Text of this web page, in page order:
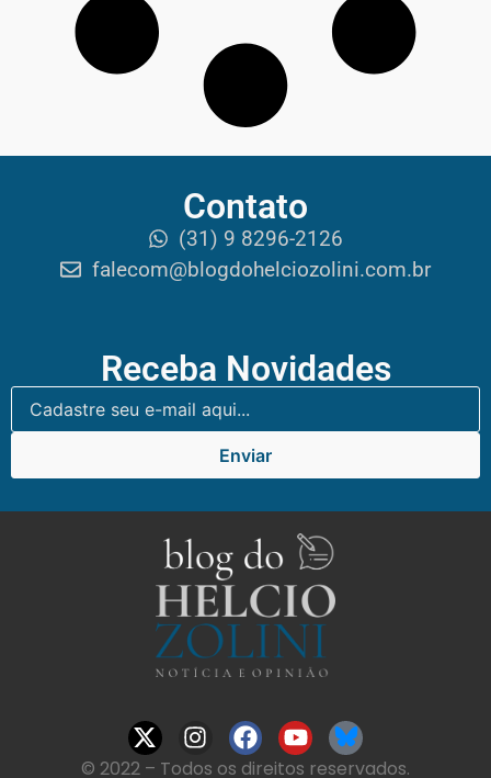
Contato
(31) 9 8296-2126
falecom@blogdohelciozolini.com.br
Receba Novidades
Enviar
© 2022 – Todos os direitos reservados.